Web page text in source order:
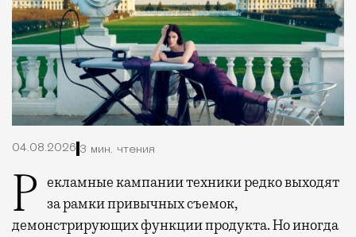
04.08.2026 3 мин. чтения
Рекламные кампании техники редко выходят
за рамки привычных съемок,
демонстрирующих функции продукта. Но иногда